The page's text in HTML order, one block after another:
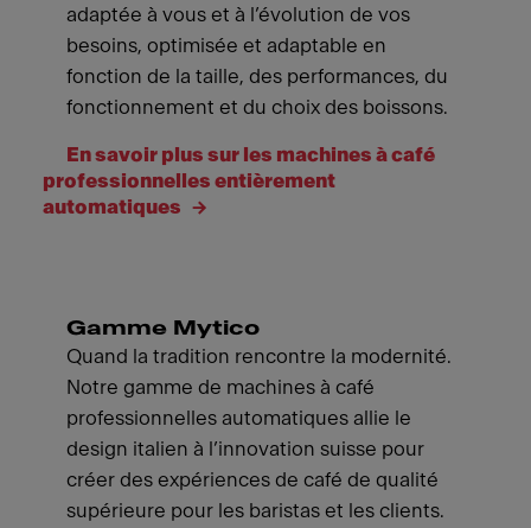
adaptée à vous et à l’évolution de vos
besoins, optimisée et adaptable en
fonction de la taille, des performances, du
fonctionnement et du choix des boissons.
En savoir plus sur les machines à café
professionnelles entièrement
automatiques
Gamme Mytico
Quand la tradition rencontre la modernité.
Notre gamme de machines à café
professionnelles automatiques allie le
design italien à l’innovation suisse pour
créer des expériences de café de qualité
supérieure pour les baristas et les clients.